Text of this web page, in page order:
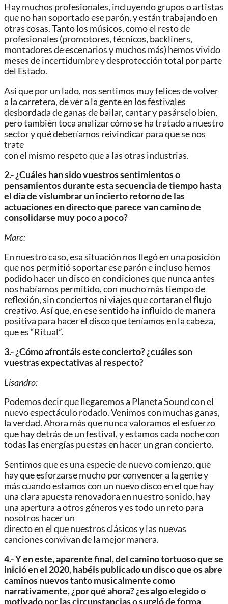
Hay muchos profesionales, incluyendo grupos o artistas
que no han soportado ese parón, y están trabajando en
otras cosas. Tanto los músicos, como el resto de
profesionales (promotores, técnicos, backliners,
montadores de escenarios y muchos más) hemos vivido
meses de incertidumbre y desprotección total por parte
del Estado.
Así que por un lado, nos sentimos muy felices de volver
a la carretera, de ver a la gente en los festivales
desbordada de ganas de bailar, cantar y pasárselo bien,
pero también toca analizar cómo se ha tratado a nuestro
sector y qué deberíamos reivindicar para que se nos
trate
con el mismo respeto que a las otras industrias.
2.- ¿Cuáles han sido vuestros sentimientos o
pensamientos durante esta secuencia de tiempo hasta
el día de vislumbrar un incierto retorno de las
actuaciones en directo que parece van camino de
consolidarse muy poco a poco?
Marc:
En nuestro caso, esa situación nos llegó en una posición
que nos permitió soportar ese parón e incluso hemos
podido hacer un disco en condiciones que nunca antes
nos habíamos permitido, con mucho más tiempo de
reflexión, sin conciertos ni viajes que cortaran el flujo
creativo. Así que, en ese sentido ha influido de manera
positiva para hacer el disco que teníamos en la cabeza,
que es “Ritual”.
3.- ¿Cómo afrontáis este concierto? ¿cuáles son
vuestras expectativas al respecto?
Lisandro:
Podemos decir que llegaremos a Planeta Sound con el
nuevo espectáculo rodado. Venimos con muchas ganas,
la verdad. Ahora más que nunca valoramos el esfuerzo
que hay detrás de un festival, y estamos cada noche con
todas las energías puestas en hacer un gran concierto.
Sentimos que es una especie de nuevo comienzo, que
hay que esforzarse mucho por convencer a la gente y
más cuando estamos con un nuevo disco en el que hay
una clara apuesta renovadora en nuestro sonido, hay
una apertura a otros géneros y es todo un reto para
nosotros hacer un
directo en el que nuestros clásicos y las nuevas
canciones convivan de la mejor manera.
4.- Y en este, aparente final, del camino tortuoso que se
inició en el 2020, habéis publicado un disco que os abre
caminos nuevos tanto musicalmente como
narrativamente, ¿por qué ahora? ¿es algo elegido o